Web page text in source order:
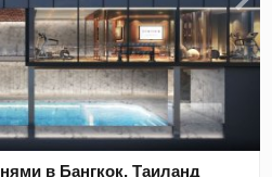
в Бангкок, Таиланд